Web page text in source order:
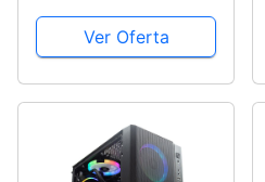
16GB RAM / 1TB SSD
/ RTX 3060 12GB +
Gaming
Ver Oferta